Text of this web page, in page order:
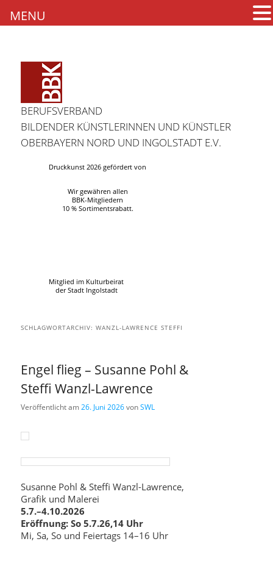
BERUFSVERBAND
BILDENDER KÜNSTLERINNEN UND KÜNSTLER
OBERBAYERN NORD UND INGOLSTADT E.V.
Druckkunst 2026 gefördert von
Wir gewähren allen
BBK-Mitgliedern
10 % Sortimentsrabatt.
Mitglied im Kulturbeirat
der Stadt Ingolstadt
SCHLAGWORTARCHIV:WANZL-LAWRENCE STEFFI
Engel flieg – Susanne Pohl &
Steffi Wanzl-Lawrence
Veröffentlicht am26. Juni 2026vonSWL
Susanne Pohl & Steffi Wanzl-Lawrence,
Grafik und Malerei
5.7.–4.10.2026
Eröffnung: So 5.7.26,14 Uhr
Mi, Sa, So und Feiertags 14–16 Uhr
MENU